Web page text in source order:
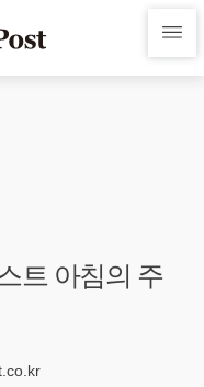
트 아침의 주